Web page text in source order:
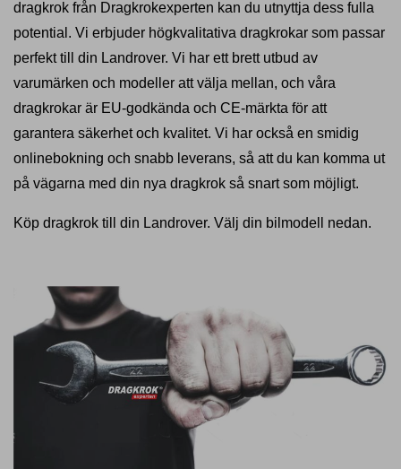
dragkrok från Dragkrokexperten kan du utnyttja dess fulla
potential. Vi erbjuder högkvalitativa dragkrokar som passar
perfekt till din Landrover. Vi har ett brett utbud av
varumärken och modeller att välja mellan, och våra
dragkrokar är EU-godkända och CE-märkta för att
garantera säkerhet och kvalitet. Vi har också en smidig
onlinebokning och snabb leverans, så att du kan komma ut
på vägarna med din nya dragkrok så snart som möjligt.
Köp dragkrok till din Landrover. Välj din bilmodell nedan.